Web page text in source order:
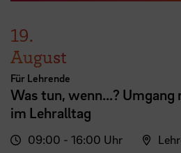
19.
August
Für Lehrende
Was tun, wenn...?
im Lehralltag
09:00 - 16:00 Uhr